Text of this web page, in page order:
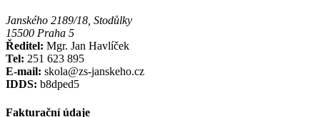
Janského 2189/18, Stodůlky
15500 Praha 5
Ředitel: Mgr. Jan Havlíček
Tel: 251 623 895
E-mail: skola@zs-janskeho.cz
IDDS: b8dped5
Fakturační údaje